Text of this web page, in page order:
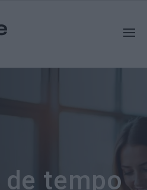
tempo